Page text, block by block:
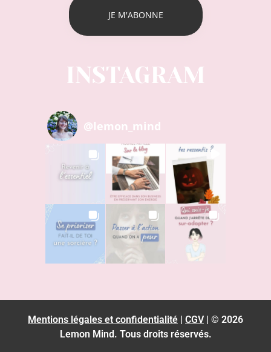
INSTAGRAM
@lemon_mind
Mentions légales et confidentialité | CGV| © 2026
Lemon Mind. Tous droits réservés.